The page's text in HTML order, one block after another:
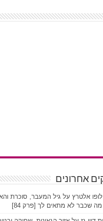
אחרונים
לופו אלטרץ על גיל המעבר, סוכרת
שכבר לא מתאים לך [פרק 84]